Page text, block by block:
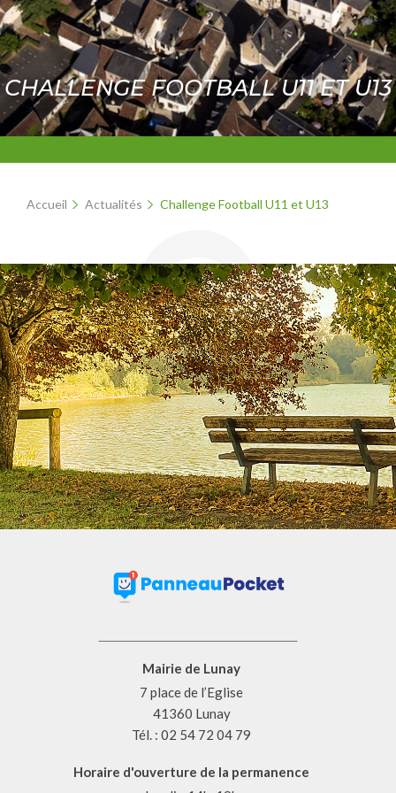
CHALLENGE FOOTBALL U11 ET U13
Accueil Actualités Challenge Football U11 et U13
Mairie de Lunay
7 place de l’Eglise
41360 Lunay
Tél. : 02 54 72 04 79
Horaire d'ouverture de la permanence